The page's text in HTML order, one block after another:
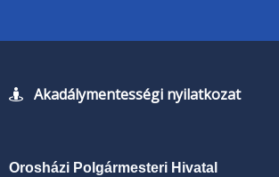
Akadálymentességi nyilatkozat
Orosházi Polgármesteri Hivatal